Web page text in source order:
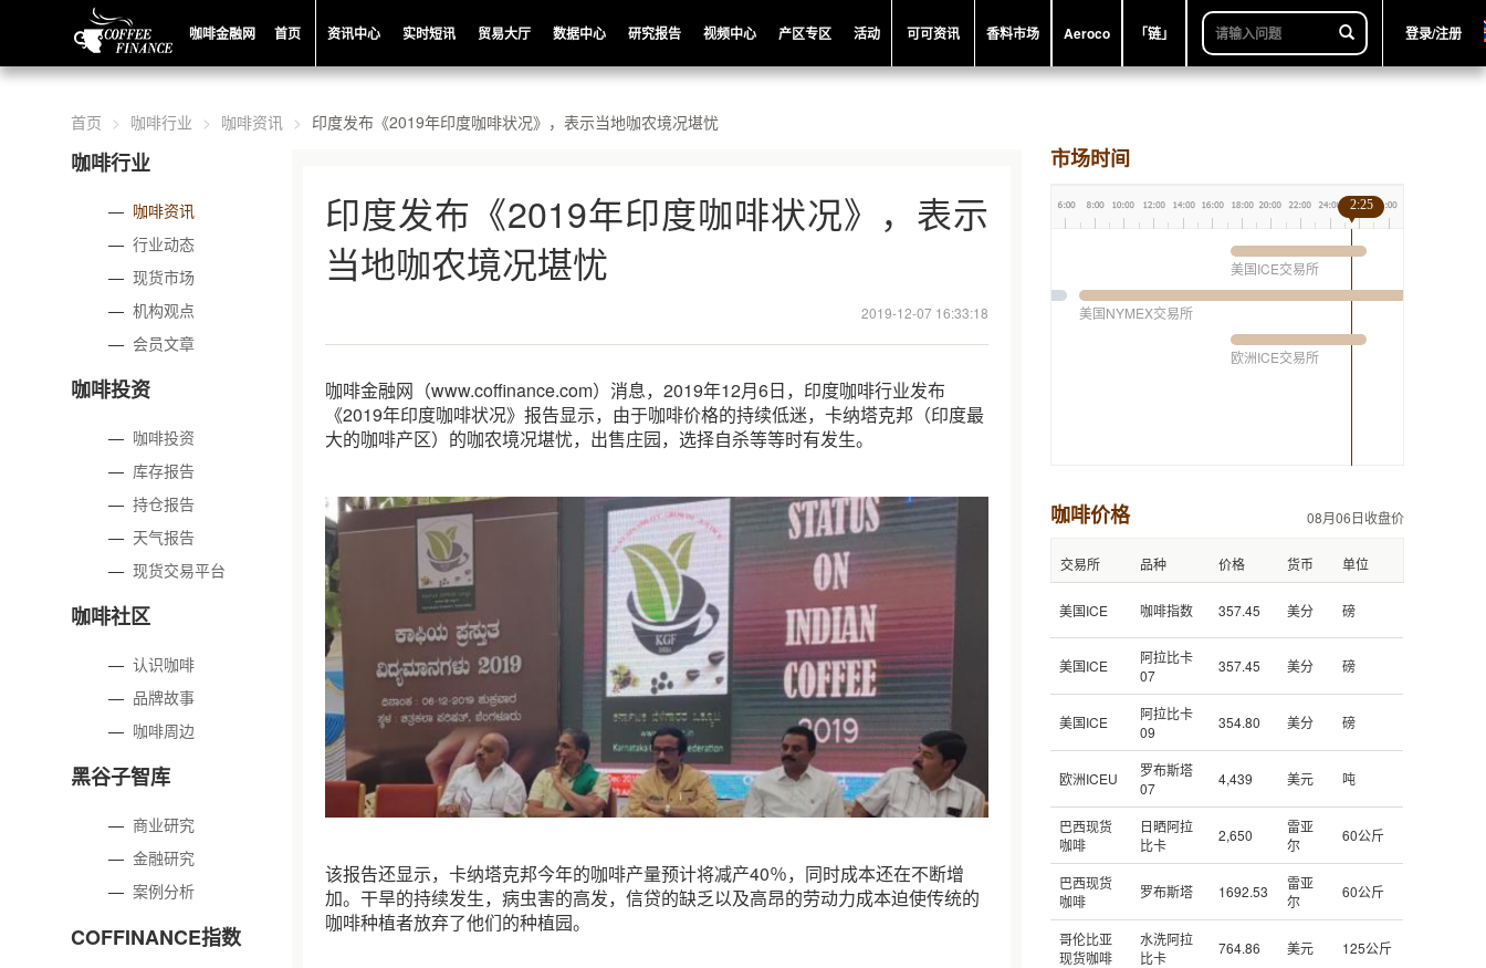
咖啡金融网 首页 资讯中心 实时短讯 贸易大厅 数据中心 研究报告 视频中心 产区专区 活动 可可资讯 香料市场 Aeroco 「链」 登录/注册
首页 咖啡行业 咖啡资讯 印度发布《2019年印度咖啡状况》，表示当地咖农境况堪忧
咖啡行业
— 咖啡资讯
—行业动态
—现货市场
—机构观点
—会员文章
咖啡投资
— 咖啡投资
— 库存报告
—持仓报告
— 天气报告
—现货交易平台
咖啡社区
—认识咖啡
— 品牌故事
— 咖啡周边
黑谷子智库
— 商业研究
—金融研究
—案例分析
COFFINANCE指数
印度发布《2019年印度咖啡状况》，表示
当地咖农境况堪忧
2019-12-07 16:33:18
咖啡金融网（www.coffinance.com）消息，2019年12月6日，印度咖啡行业发布
《2019年印度咖啡状况》报告显示，由于咖啡价格的持续低迷，卡纳塔克邦（印度最
大的咖啡产区）的咖农境况堪忧，出售庄园，选择自杀等等时有发生。
该报告还显示，卡纳塔克邦今年的咖啡产量预计将减产40％，同时成本还在不断增
加。干旱的持续发生，病虫害的高发，信贷的缺乏以及高昂的劳动力成本迫使传统的
咖啡种植者放弃了他们的种植园。
市场时间
美国ICE交易所
美国NYMEX交易所
欧洲ICE交易所
2:25
咖啡价格 08月06日收盘价
交易所 品种 价格 货币 单位
美国ICE 咖啡指数 357.45 美分 磅
美国ICE
阿拉比卡
07
357.45 美分 磅
美国ICE
阿拉比卡
09
354.80 美分 磅
欧洲ICEU
罗布斯塔
07
4,439 美元 吨
巴西现货
咖啡
日晒阿拉
比卡
2,650
雷亚
尔
60公斤
巴西现货
咖啡
罗布斯塔 1692.53
雷亚
尔
60公斤
哥伦比亚
现货咖啡
水洗阿拉
比卡
764.86 美元 125公斤